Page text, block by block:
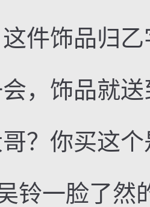
饰品归乙
饰品就送
你买这个
一脸了然